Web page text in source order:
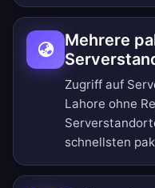
Mehrere
Zugriff auf
Lahore ohne
schnellsten